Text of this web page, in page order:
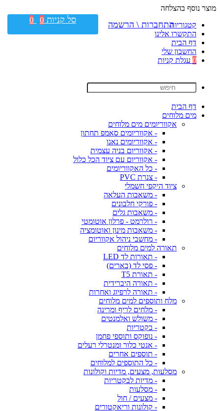
מוצר נוסף בהצלחה
קטגוריות
התקשרו אלינו
דף הבית
החשבון שלי
0 עגלת קניות
דף הבית
מים מלוחים
אקווריומים מים מלוחים
- אקווריומים סאמפ תחתון
- אקווריומים נאנו
- אקווריום בניה עצמית
- אקווריום עם ציוד הכל כלול
- כל האקווריומים
- צנרת PVC
ציוד היקפי חשמלי
- משאבות העלאה
- פורקי חלבונים
- משאבות גלים
- רולרמט - פרלון אוטומטי
- משאבות מינון ואוטומציה
- מחשבי ניהול אקווריום
תאורה למים מלוחים
- תאורות לד LED
- פסי לד (בארים)
- תאורת T5
- תאורה היברידית
- תאורה לרפיוג ואחרות
מלח ותוספים למים מלוחים
- מלחים לריף ומרינה
- משולש ואלמנטים
- בקטריות
- נופוקס ותוספי פחמן
- אנטי כלור ומנטרלי רעלים
- תוספים אחרים
- כל התוספים למלוחים
מסלעות, מצעים, מדיות וקולונות
- מדיות לבקטריות
- מסלעות
- מצעים / חול
- קולונות וריאקטורים
התחברות \ הרשמה סל קניות 0
0